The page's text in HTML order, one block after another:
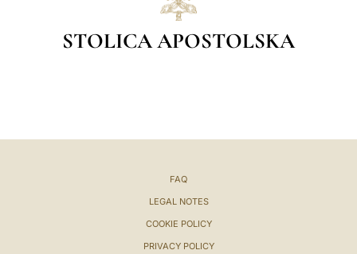
STOLICA APOSTOLSKA
FAQ
LEGAL NOTES
COOKIE POLICY
PRIVACY POLICY